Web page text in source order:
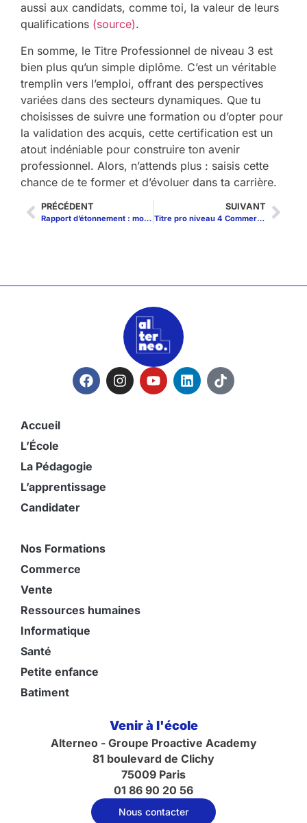
aussi aux candidats, comme toi, la valeur de leurs
qualifications (source).
En somme, le Titre Professionnel de niveau 3 est
bien plus qu’un simple diplôme. C’est un véritable
tremplin vers l’emploi, offrant des perspectives
variées dans des secteurs dynamiques. Que tu
choisisses de suivre une formation ou d’opter pour
la validation des acquis, cette certification est un
atout indéniable pour construire ton avenir
professionnel. Alors, n’attends plus : saisis cette
chance de te former et d’évoluer dans ta carrière.
PRÉCÉDENT
Rapport d’étonnement : modèle commenté et exemples concrets pour l’entreprise
SUIVANT
Titre pro niveau 4 Commerce : compétences visées, épreuves et emplois ciblés
Accueil
L’École
La Pédagogie
L’apprentissage
Candidater
Nos Formations
Commerce
Vente
Ressources humaines
Informatique
Santé
Petite enfance
Batiment
Venir à l'école
Alterneo - Groupe Proactive Academy
81 boulevard de Clichy
75009 Paris
01 86 90 20 56
Nous contacter